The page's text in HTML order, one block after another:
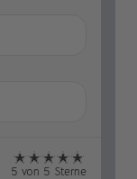
5 von 5 Sterne